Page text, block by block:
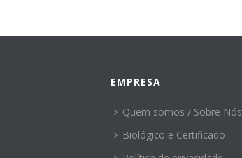
EMPRESA
Quem somos / Sobre Nós
Biológico e Certificado